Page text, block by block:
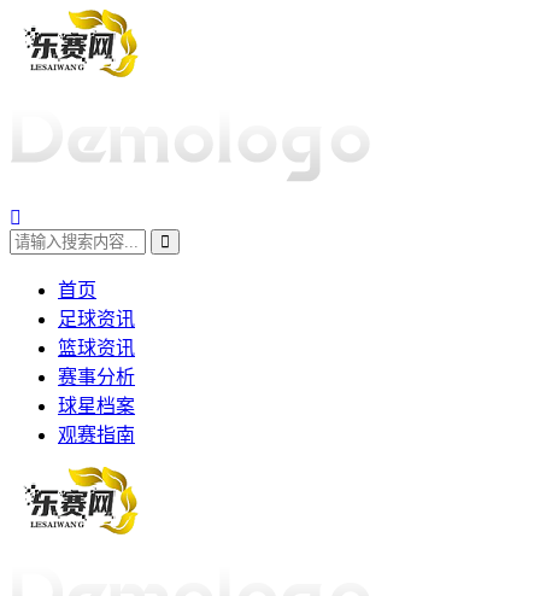
首页
足球资讯
篮球资讯
赛事分析
球星档案
观赛指南